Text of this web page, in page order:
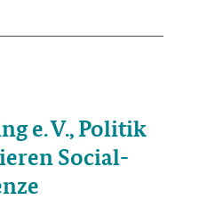
e. V., Politik
Social-